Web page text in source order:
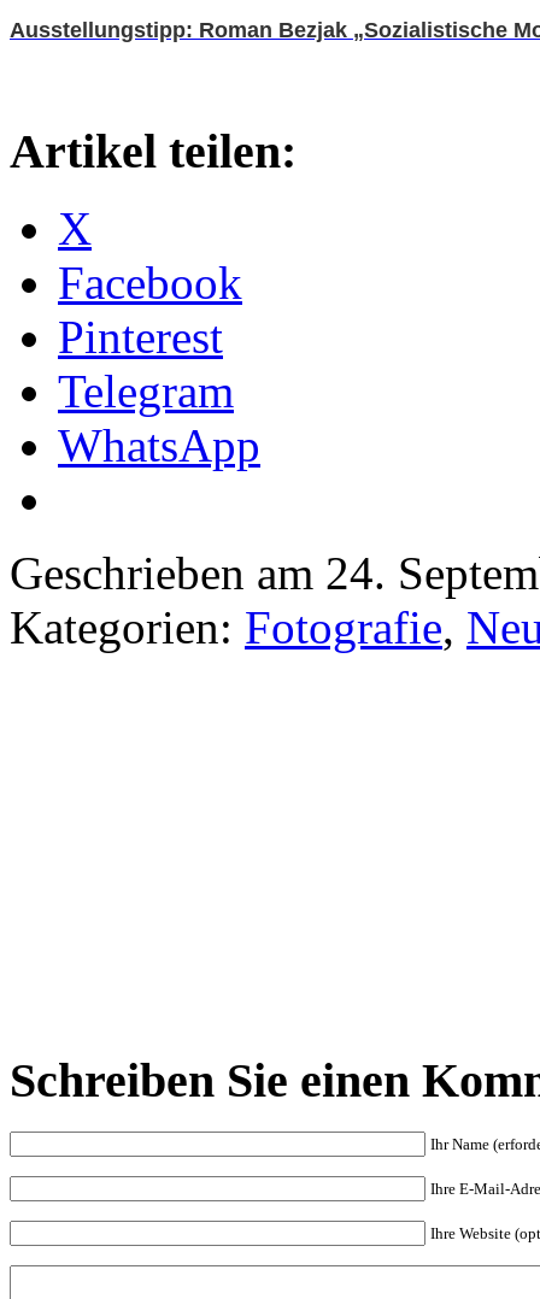
Ausstellungstipp: Roman Bezjak „Sozialistische
Artikel teilen:
X
Facebook
Pinterest
Telegram
WhatsApp
Geschrieben am 24.
Kategorien: Fotografie,
Schreiben Sie einen
Ihr Name
Ihre E-Mail-
Ihre Website